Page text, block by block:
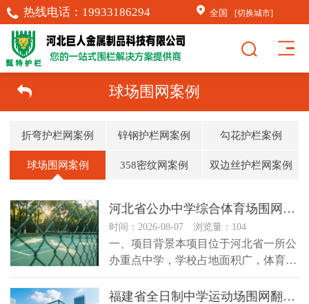
热线电话： 19933186294 全国 [切换城市]
球场围网案例
折弯护栏网案例 锌钢护栏网案例 勾花护栏案例
球场围网案例 358密纹网案例 双边丝护栏网案例
河北省公办中学综合体育场围网改造应用案例
时间：2026-08-07 浏览量：104
一、项目背景本项目位于河北省一所公
办重点中学，学校占地面积广，体育教
学资源完善，校内综合体育场包含足...
福建省全日制中学运动场围网翻新改造应用案例